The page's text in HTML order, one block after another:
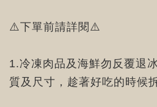
⚠️下單前請詳閱⚠️
1.冷凍肉品及海鮮勿反覆退
質及尺寸，趁著好吃的時候